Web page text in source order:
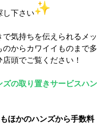
下さい
で気持ちを伝えられるメッ
のからカワイイものまで多
店頭でご覧ください！
の取り置きサービスハン
ほかのハンズから手数料